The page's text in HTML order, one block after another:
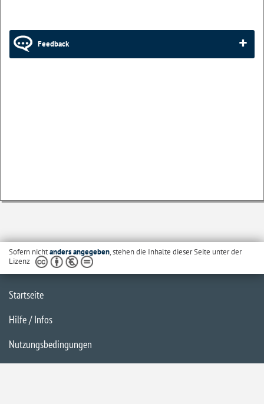
Feedback
Sofern nichtanders angegeben, stehen die Inhalte dieser Seite unter der
Lizenz
Startseite
Hilfe / Infos
Nutzungsbedingungen